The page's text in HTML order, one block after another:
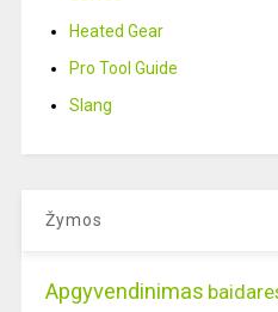
Heated Gear
Pro Tool Guide
Slang
Žymos
Apgyvendinimas